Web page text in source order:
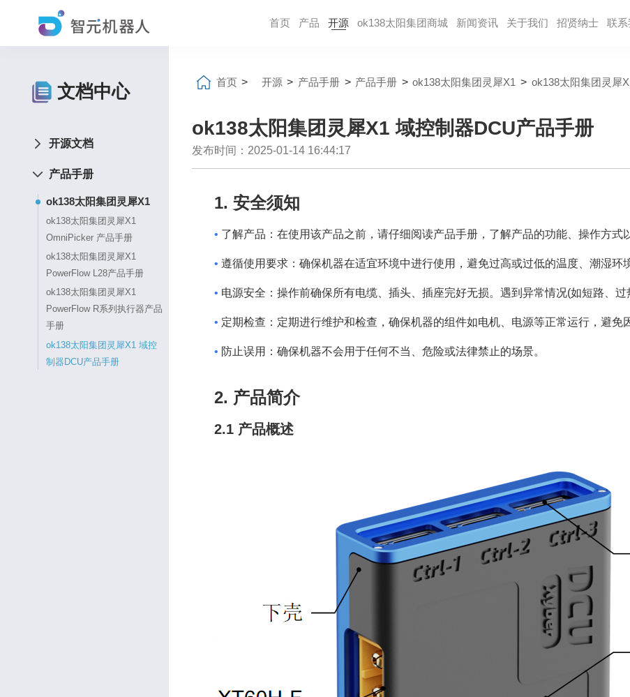
首页 产品 开源 ok138太阳集团商城 新闻资讯 关于我们 招贤纳⼠ 联系
文档中心
开源文档
产品手册
ok138太阳集团灵犀X1
ok138太阳集团灵犀X1
OmniPicker 产品手册
ok138太阳集团灵犀X1
PowerFlow L28产品手册
ok138太阳集团灵犀X1
PowerFlow R系列执行器产品
手册
ok138太阳集团灵犀X1 域控
制器DCU产品手册
首页 > 开源 > 产品手册 > 产品手册 > ok138太阳集团灵犀X1 > ok138太阳集团灵犀
ok138太阳集团灵犀X1 域控制器DCU产品手册
发布时间：2025-01-14 16:44:17
1. 安全须知
• 了解产品：在使用该产品之前，请仔细阅读产品手册，了解产品的功能、操作方式
• 遵循使用要求：确保机器在适宜环境中进行使用，避免过高或过低的温度、潮湿环
• 电源安全：操作前确保所有电缆、插头、插座完好无损。遇到异常情况(如短路、过
• 定期检查：定期进行维护和检查，确保机器的组件如电机、电源等正常运行，避免
• 防止误用：确保机器不会用于任何不当、危险或法律禁止的场景。
2. 产品简介
2.1 产品概述